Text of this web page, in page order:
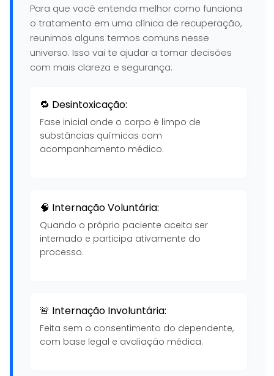
Para que você entenda melhor como funciona
o tratamento em uma clínica de recuperação,
reunimos alguns termos comuns nesse
universo. Isso vai te ajudar a tomar decisões
com mais clareza e segurança:
🔁 Desintoxicação:
Fase inicial onde o corpo é limpo de
substâncias químicas com
acompanhamento médico.
🧠 Internação Voluntária:
Quando o próprio paciente aceita ser
internado e participa ativamente do
processo.
🚨 Internação Involuntária:
Feita sem o consentimento do dependente,
com base legal e avaliação médica.